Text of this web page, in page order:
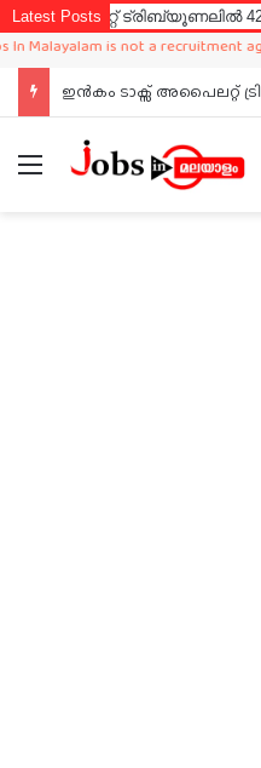
Latest Posts
ട്രിബ്യൂണലിൽ 42 ഒഴിവ്
is not a recruitment
ഇൻകം ടാക്സ് അപൈലറ്റ്
Menu